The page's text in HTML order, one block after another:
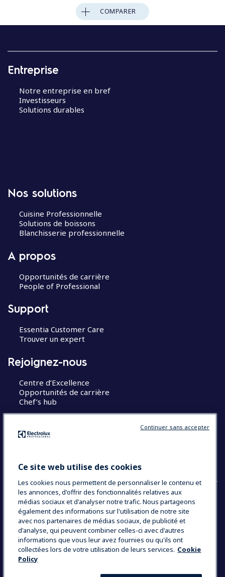
COMPARER
Entreprise
Notre entreprise en bref
Investisseurs
Solutions durables
Nos solutions
Cuisine Professionnelle
Solutions de boissons
Blanchisserie professionnelle
A propos
Opportunités de carrière
People of Professional
Support
Essentia Customer Care
Trouver un expert
Rejoignez-nous
Centre d’Excellence
Opportunités de carrière
Chef’s hub
COUNTRY AND LANGUAGE
VOTRE SÉLECTION : FRANCE
Data Privacy Statement
Ce site web utilise des cookies
Les cookies nous permettent de personnaliser le contenu et
les annonces, d'offrir des fonctionnalités relatives aux
médias sociaux et d'analyser notre trafic. Nous partageons
également des informations sur l'utilisation de notre site
avec nos partenaires de médias sociaux, de publicité et
d'analyse, qui peuvent combiner celles-ci avec d'autres
informations que vous leur avez fournies ou qu'ils ont
collectées lors de votre utilisation de leurs services. Cookie
Policy
Continuer sans accepter